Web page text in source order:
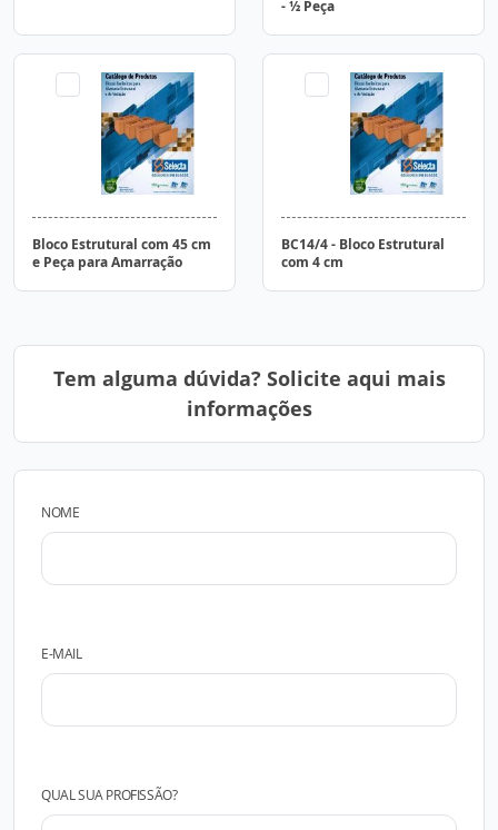
- ½ Peça
Bloco Estrutural com 45 cm
e Peça para Amarração
BC14/4 - Bloco Estrutural
com 4 cm
Tem alguma dúvida? Solicite aqui mais
informações
NOME
E-MAIL
QUAL SUA PROFISSÃO?